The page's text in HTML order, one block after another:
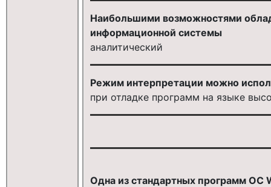
Наибольшими возможностями
информационной системы
аналитический
Режим интерпретации можно
при отладке программ на языке
Одна из стандартных программ ОС